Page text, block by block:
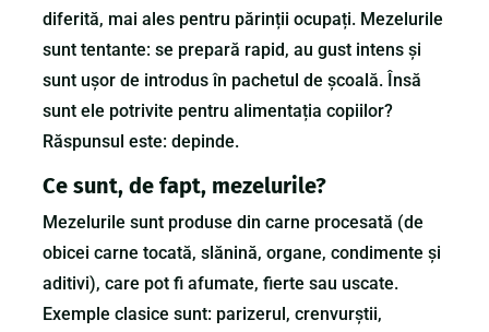
diferită, mai ales pentru părinții ocupați. Mezelurile
sunt tentante: se prepară rapid, au gust intens și
sunt ușor de introdus în pachetul de școală. Însă
sunt ele potrivite pentru alimentația copiilor?
Răspunsul este: depinde.
Ce sunt, de fapt, mezelurile?
Mezelurile sunt produse din carne procesată (de
obicei carne tocată, slănină, organe, condimente și
aditivi), care pot fi afumate, fierte sau uscate.
Exemple clasice sunt: parizerul, crenvurștii,